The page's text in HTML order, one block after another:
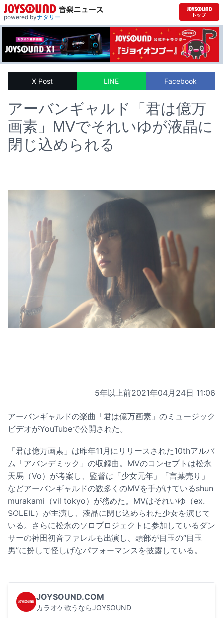
powered byナタリー
X Post LINE Facebook
アーバンギャルド「君は億万
画素」MVでそれいゆが液晶に
閉じ込められる
5年以上前2021年04月24日 11:06
アーバンギャルドの楽曲「君は億万画素」のミュージック
ビデオがYouTubeで公開された。
「君は億万画素」は昨年11月にリリースされた10thアルバ
ム「アバンデミック」の収録曲。MVのコンセプトは松永
天馬（Vo）が考案し、監督は「少女元年」「言葉売り」
などアーバンギャルドの数多くのMVを手がけているshun
murakami（vil tokyo）が務めた。MVはそれいゆ（ex.
SOLEIL）が主演し、液晶に閉じ込められた少女を演じて
いる。さらに松永のソロプロジェクトに参加しているダン
サーの神田初音ファレルも出演し、頭部が目玉の“目玉
男”に扮して怪しげなパフォーマンスを披露している。
JOYSOUND.COM
カラオケ歌うならJOYSOUND